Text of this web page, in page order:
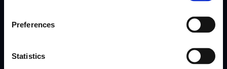
Preferences
Statistics